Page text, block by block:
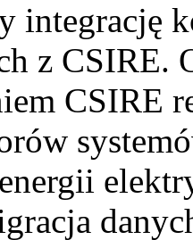
integrację
z CSIRE.
CSIRE